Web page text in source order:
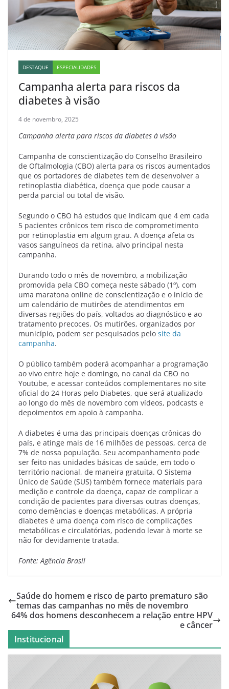
DESTAQUE ESPECIALIDADES
Campanha alerta para riscos da
diabetes à visão
4 de novembro, 2025
Campanha alerta para riscos da diabetes à visão
Campanha de conscientização do Conselho Brasileiro
de Oftalmologia (CBO) alerta para os riscos aumentados
que os portadores de diabetes tem de desenvolver a
retinoplastia diabética, doença que pode causar a
perda parcial ou total de visão.
Segundo o CBO há estudos que indicam que 4 em cada
5 pacientes crônicos tem risco de comprometimento
por retinoplastia em algum grau. A doença afeta os
vasos sanguíneos da retina, alvo principal nesta
campanha.
Durando todo o mês de novembro, a mobilização
promovida pela CBO começa neste sábado (1º), com
uma maratona online de conscientização e o início de
um calendário de mutirões de atendimentos em
diversas regiões do país, voltados ao diagnóstico e ao
tratamento precoces. Os mutirões, organizados por
município, podem ser pesquisados pelo site da
campanha.
O público também poderá acompanhar a programação
ao vivo entre hoje e domingo, no canal da CBO no
Youtube, e acessar conteúdos complementares no site
oficial do 24 Horas pelo Diabetes, que será atualizado
ao longo do mês de novembro com vídeos, podcasts e
depoimentos em apoio à campanha.
A diabetes é uma das principais doenças crônicas do
país, e atinge mais de 16 milhões de pessoas, cerca de
7% de nossa população. Seu acompanhamento pode
ser feito nas unidades básicas de saúde, em todo o
território nacional, de maneira gratuita. O Sistema
Único de Saúde (SUS) também fornece materiais para
medição e controle da doença, capaz de complicar a
condição de pacientes para diversas outras doenças,
como demências e doenças metabólicas. A própria
diabetes é uma doença com risco de complicações
metabólicas e circulatórias, podendo levar à morte se
não for devidamente tratada.
Fonte: Agência Brasil
Saúde do homem e risco de parto prematuro são
temas das campanhas no mês de novembro
64% dos homens desconhecem a relação entre HPV
e câncer
Institucional